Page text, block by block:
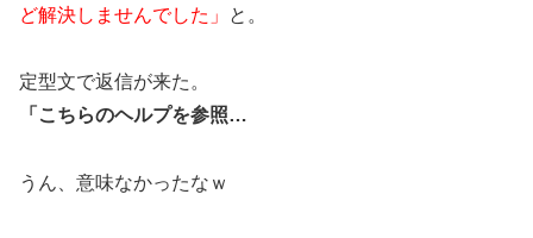
ど解決しませんでした」
と。
定型文で返信が来た。
「こちらのヘルプを参照…
うん、意味なかったなｗ